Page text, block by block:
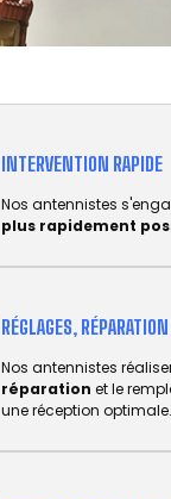
INTERVENTION RAPIDE
Nos antennistes
plus rapidement
RÉGLAGES,
Nos antennistes
réparation et le
une réception optimale.